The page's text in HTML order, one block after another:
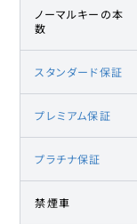
ノーマルキーの本
数
スタンダード保証
プレミアム保証
プラチナ保証
禁煙車